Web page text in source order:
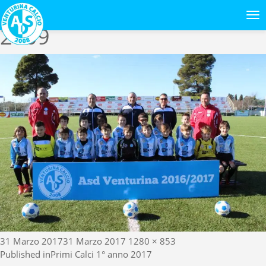
Next Image
2009
Posted
on
31 Marzo 201731 Marzo 2017 Full
size
1280 × 853
Navigazione
Published inPrimi Calci 1° anno 2017